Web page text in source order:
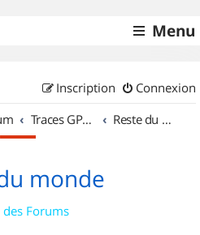
Menu
Connexion
Inscription
Traces GPS de randos VTT Reste du monde
monde
Forums